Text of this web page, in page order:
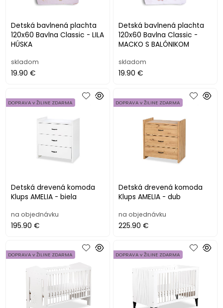
Detská bavlnená plachta
120x60 Bavlna Classic - LILA
HÚSKA
skladom
19.90 €
Detská bavlnená plachta
120x60 Bavlna Classic -
MACKO S BALÓNIKOM
skladom
19.90 €
Detská drevená komoda
Klups AMELIA - biela
DOPRAVA v ŽILINE ZDARMA
na objednávku
195.90 €
Detská drevená komoda
Klups AMELIA - dub
DOPRAVA v ŽILINE ZDARMA
na objednávku
225.90 €
DOPRAVA v ŽILINE ZDARMA DOPRAVA v ŽILINE ZDARMA